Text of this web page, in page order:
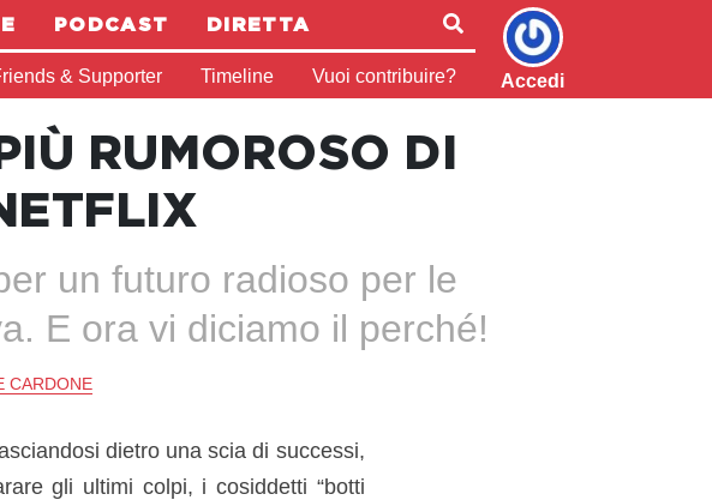
PODCAST DIRETTA
& Supporter Timeline Vuoi contribuire? Accedi
RUMOROSO DI
un futuro radioso per le
E ora vi diciamo il perché!
CARDONE
dietro una scia di successi,
gli ultimi colpi, i cosiddetti “botti